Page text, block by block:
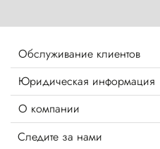
Обслуживание клиентов
Юридическая информация
О компании
Следите за нами